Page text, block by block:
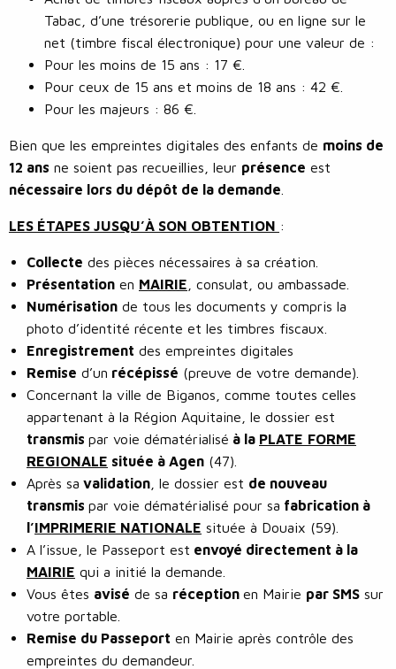
Tabac, d’une trésorerie publique, ou en ligne sur le
net (timbre fiscal électronique) pour une valeur de :
Pour les moins de 15 ans : 17 €.
Pour ceux de 15 ans et moins de 18 ans : 42 €.
Pour les majeurs : 86 €.
Bien que les empreintes digitales des enfants de moins de
12 ans ne soient pas recueillies, leur présence est
nécessaire lors du dépôt de la demande
LES ÉTAPES JUSQU’À SON OBTENTION :
Collecte des pièces nécessaires à sa création.
Présentation en MAIRIE , consulat, ou ambassade.
Numérisation de tous les documents y compris la
photo d’identité récente et les timbres fiscaux.
Enregistrement des empreintes digitales
Remise d’un récépissé (preuve de votre demande).
Concernant la ville de Biganos, comme toutes celles
appartenant à la Région Aquitaine, le dossier est
transmis par voie dématérialisé à la PLATE FORME
REGIONALE située à Agen (47).
Après sa validation , le dossier est de nouveau
transmis par voie dématérialisé pour sa fabrication à
l’IMPRIMERIE NATIONALE située à Douaix (59).
A l’issue, le Passeport est envoyé directement à la
MAIRIE qui a initié la demande.
Vous êtes avisé de sa réception en Mairie par SMS sur
votre portable.
Remise du Passeport en Mairie après contrôle des
empreintes du demandeur.